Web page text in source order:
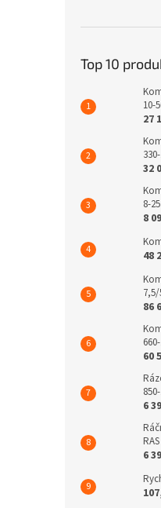
Top 10
10-
27
32
8-
8
48
86
60
6
6